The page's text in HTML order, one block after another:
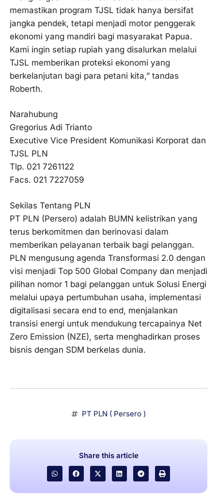
memastikan program TJSL tidak hanya bersifat
jangka pendek, tetapi menjadi motor penggerak
ekonomi yang mandiri bagi masyarakat Papua.
Kami ingin setiap rupiah yang disalurkan melalui
TJSL memberikan proteksi ekonomi yang
berkelanjutan bagi para petani kita,” tandas
Roberth.
Narahubung
Gregorius Adi Trianto
Executive Vice President Komunikasi Korporat dan
TJSL PLN
Tlp. 021 7261122
Facs. 021 7227059
Sekilas Tentang PLN
PT PLN (Persero) adalah BUMN kelistrikan yang
terus berkomitmen dan berinovasi dalam
memberikan pelayanan terbaik bagi pelanggan.
PLN mengusung agenda Transformasi 2.0 dengan
visi menjadi Top 500 Global Company dan menjadi
pilihan nomor 1 bagi pelanggan untuk Solusi Energi
melalui upaya pertumbuhan usaha, implementasi
digitalisasi secara end to end, menjalankan
transisi energi untuk mendukung tercapainya Net
Zero Emission (NZE), serta menghadirkan proses
bisnis dengan SDM berkelas dunia.
PT PLN ( Persero )
Share this article